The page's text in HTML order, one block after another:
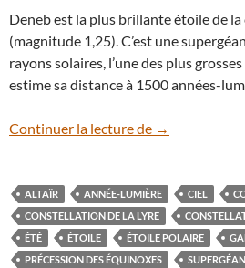
Deneb est la plus brillante étoile de
(magnitude 1,25). C’est une
rayons solaires, l’une des plus
estime sa distance à 1500 années-
Continuer la lecture de Le triangle d’été
→
ALTAÏR ANNÉE-LUMIÈRE CIEL
CONSTELLATION DE LA LYRE
ÉTÉ
ÉTOILE ÉTOILE POLAIRE
PRÉCESSION DES ÉQUINOXES